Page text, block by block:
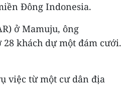
Đông Indonesia.
ở Mamuju, ông
khách dự một đám cưới.
việc từ một cư dân địa